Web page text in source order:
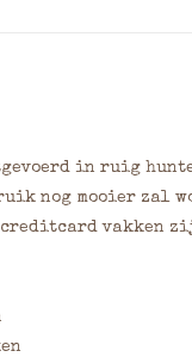
in ruig
nog mooier zal
vakken